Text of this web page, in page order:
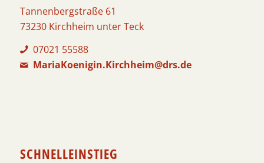
Tannenbergstraße 61
73230 Kirchheim unter Teck
07021 55588
MariaKoenigin.Kirchheim@drs.de
SCHNELLEINSTIEG